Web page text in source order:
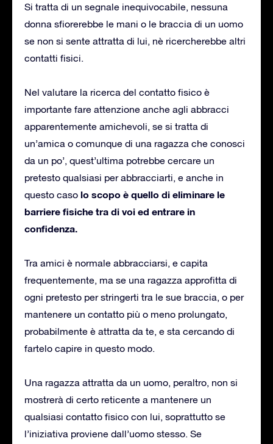
Si tratta di un segnale inequivocabile, nessuna
donna sfiorerebbe le mani o le braccia di un uomo
se non si sente attratta di lui, nè ricercherebbe altri
contatti fisici.
Nel valutare la ricerca del contatto fisico è
importante fare attenzione anche agli abbracci
apparentemente amichevoli, se si tratta di
un’amica o comunque di una ragazza che conosci
da un po’, quest’ultima potrebbe cercare un
pretesto qualsiasi per abbracciarti, e anche in
questo caso lo scopo è quello di eliminare le
barriere fisiche tra di voi ed entrare in
confidenza.
Tra amici è normale abbracciarsi, e capita
frequentemente, ma se una ragazza approfitta di
ogni pretesto per stringerti tra le sue braccia, o per
mantenere un contatto più o meno prolungato,
probabilmente è attratta da te, e sta cercando di
fartelo capire in questo modo.
Una ragazza attratta da un uomo, peraltro, non si
mostrerà di certo reticente a mantenere un
qualsiasi contatto fisico con lui, soprattutto se
l’iniziativa proviene dall’uomo stesso. Se